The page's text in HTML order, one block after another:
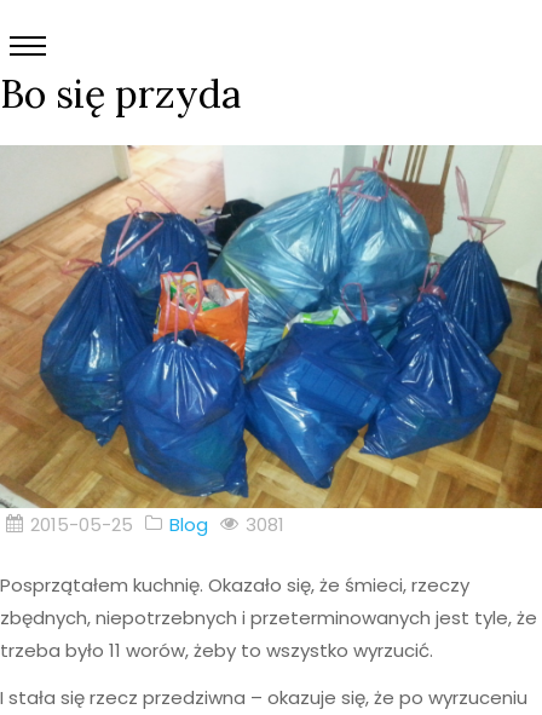
Bo się przyda
2015-05-25 Blog 3081
Posprzątałem kuchnię. Okazało się, że śmieci, rzeczy
zbędnych, niepotrzebnych i przeterminowanych jest tyle, że
trzeba było 11 worów, żeby to wszystko wyrzucić.
I stała się rzecz przedziwna – okazuje się, że po wyrzuceniu